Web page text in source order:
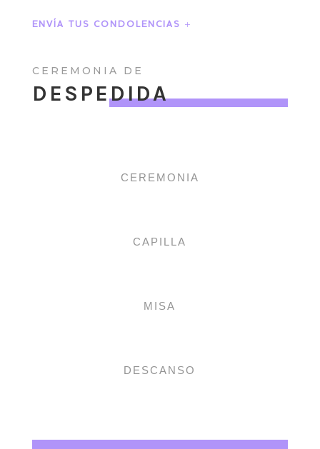
ENVÍA TUS CONDOLENCIAS
CEREMONIA DE
DESPEDIDA
CEREMONIA
CAPILLA
MISA
DESCANSO